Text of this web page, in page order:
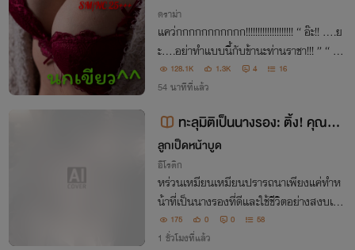
ดราม่า
แคว่กกกกกกกกกกก!!!!!!!!!!!!!!!!!!!! “ อ๊ะ!! ….ย
ะ….อย่าทำแบบนี้กับข้านะท่านราชา!!! ” “ ข้า
ทำแน่!! วันนี้ข้าจะยัดเยียดความเป็นผัวให้กับเ
จ้า!!! ”
128.1K 1.3K 4 16
54 นาทีที่แล้ว
ทะลุมิติเป็นนางรอง: ติ้ง! คุณถูก
บอสล็อกตัวไว้แล้ว
ลูกเป็ด​หน้าบูด
อีโรติก
หร่วนเหมียนเหมียนปรารถนาเพียงแค่ทำห
น้าที่เป็นนางรองที่ดีและใช้ชีวิตอย่างสงบเสงี่
ยมเท่านั้น เธอไม่ได้อยากพลิกชะตาฟ้าลิขิต
หรือแย่งซีนใคร เธอเต็มใจที่จะช่วยขับเน้นคว
175 0 0 58
1 ชั่วโมงที่แล้ว